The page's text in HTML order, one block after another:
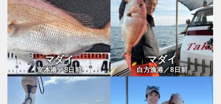
マダイ
室本港／8日前
マダイ
白方漁港／8 日前